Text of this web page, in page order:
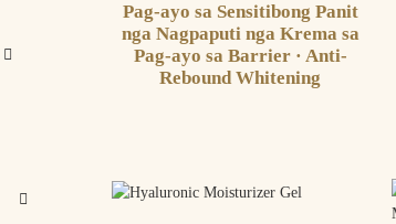
Pag-ayo sa Sensitibong Panit
nga Nagpaputi nga Krema sa
Pag-ayo sa Barrier · Anti-
Rebound Whitening